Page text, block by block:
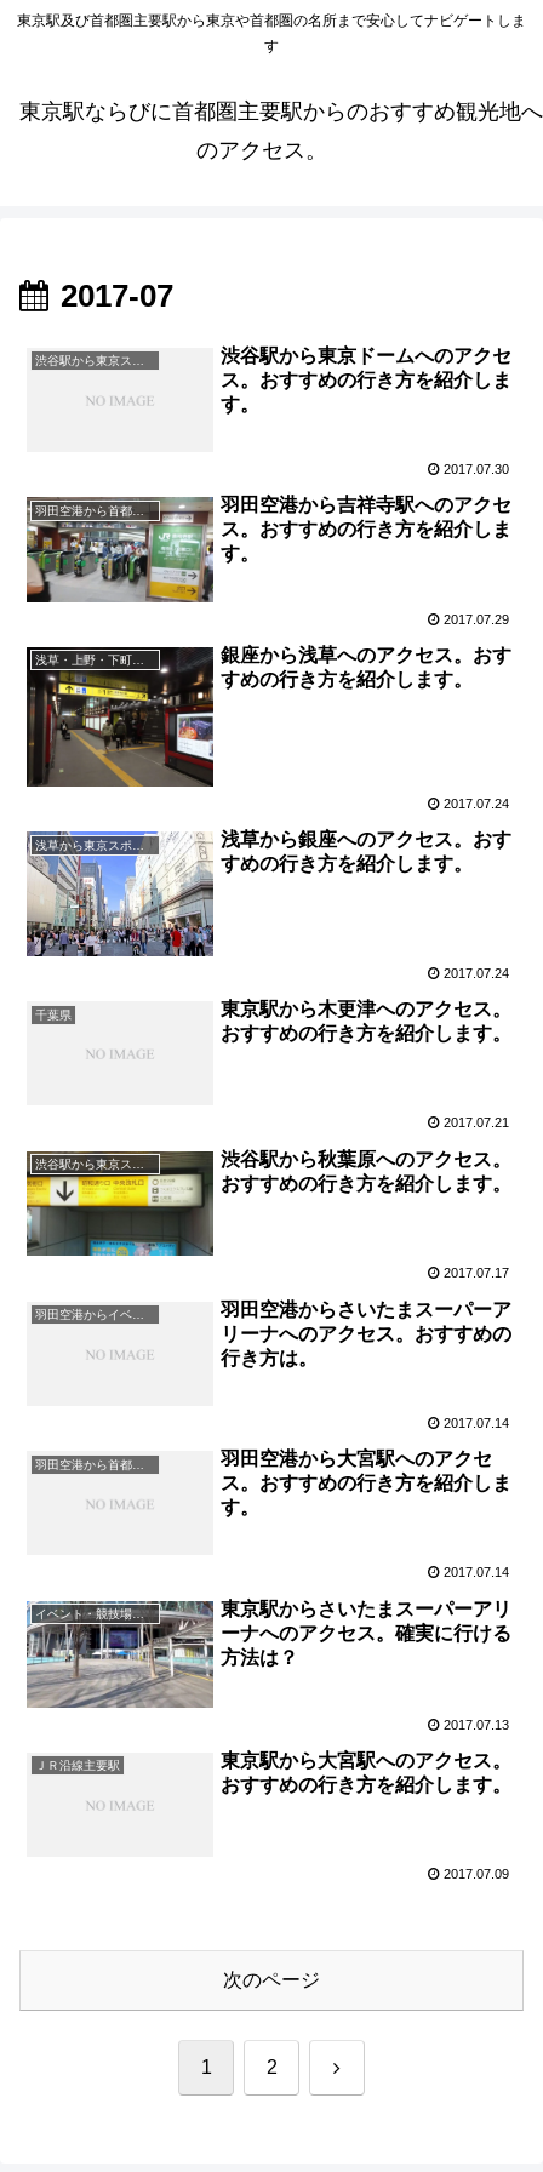
東京駅及び首都圏主要駅から東京や首都圏の名所まで安心してナビゲートしま
す
東京駅ならびに首都圏主要駅からのおすすめ観光地へ
のアクセス。
2017-07
渋谷駅から東京ドームへのアクセ
ス。おすすめの行き方を紹介しま
す。
2017.07.30
羽田空港から首都圏主要駅
羽田空港から吉祥寺駅へのアクセ
ス。おすすめの行き方を紹介しま
す。
2017.07.29
浅草・上野・下町スポット
銀座から浅草へのアクセス。おす
すめの行き方を紹介します。
2017.07.24
浅草から東京スポット
浅草から銀座へのアクセス。おす
すめの行き方を紹介します。
2017.07.24
千葉県
東京駅から木更津へのアクセス。
おすすめの行き方を紹介します。
2017.07.21
渋谷駅から東京スポット
渋谷駅から秋葉原へのアクセス。
おすすめの行き方を紹介します。
2017.07.17
羽田空港からイベント・コンサート
羽田空港からさいたまスーパーア
リーナへのアクセス。おすすめの
行き方は。
2017.07.14
羽田空港から首都圏主要駅
羽田空港から大宮駅へのアクセ
ス。おすすめの行き方を紹介しま
す。
2017.07.14
イベント・競技場・会議場
東京駅からさいたまスーパーアリ
ーナへのアクセス。確実に行ける
方法は？
2017.07.13
ＪＲ沿線主要駅
東京駅から大宮駅へのアクセス。
おすすめの行き方を紹介します。
2017.07.09
次のページ
1 2 次